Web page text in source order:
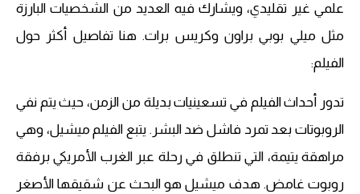
علمي غير تقليدي، ويشارك فيه العديد من الشخصيات البارزة
مثل ميلي بوبي براون وكريس برات. هنا تفاصيل أكثر حول
الفيلم:
تدور أحداث الفيلم في تسعينيات بديلة من الزمن، حيث يتم نفي
الروبوتات بعد تمرد فاشل ضد البشر. يتبع الفيلم ميشيل، وهي
مراهقة يتيمة، التي تنطلق في رحلة عبر الغرب الأمريكي برفقة
روبوت غامض. هدف ميشيل هو البحث عن شقيقها الأصغر